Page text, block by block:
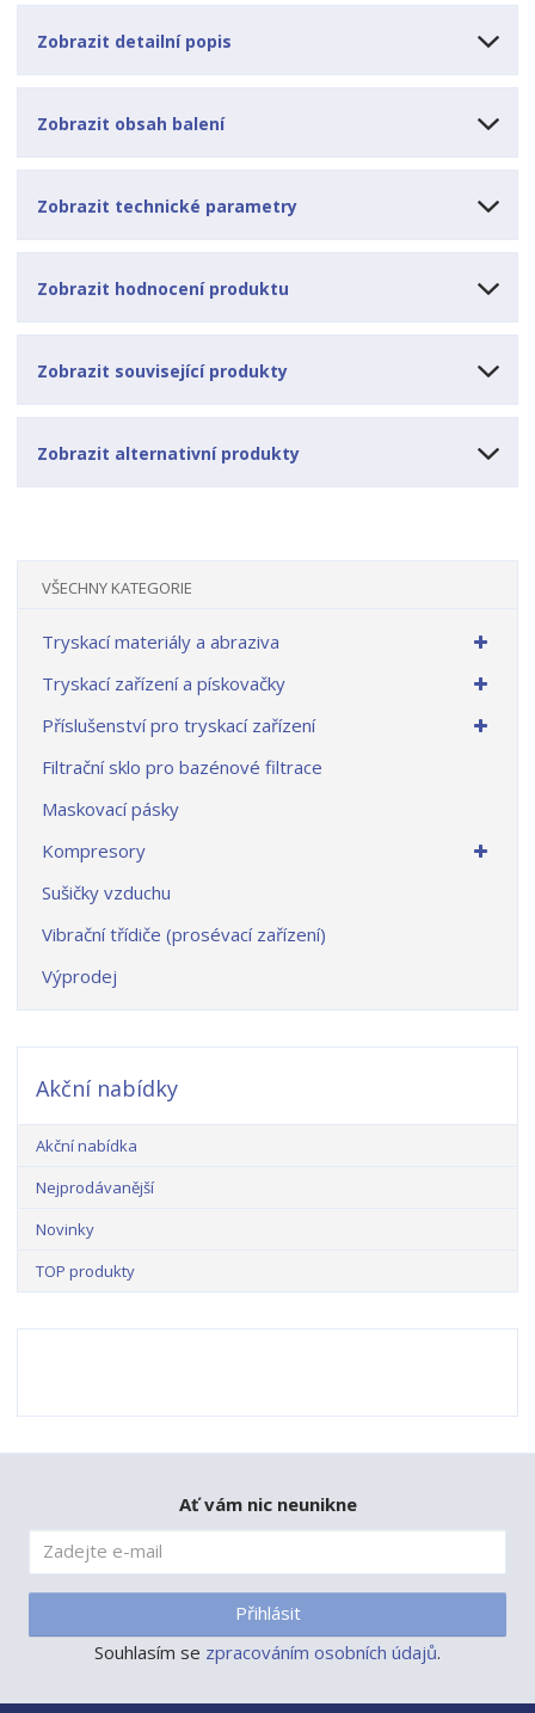
Zobrazit detailní popis
Zobrazit obsah balení
Zobrazit technické parametry
Zobrazit hodnocení produktu
Zobrazit související produkty
Zobrazit alternativní produkty
VŠECHNY KATEGORIE
Tryskací materiály a abraziva
Tryskací zařízení a pískovačky
Příslušenství pro tryskací zařízení
Filtrační sklo pro bazénové filtrace
Maskovací pásky
Kompresory
Sušičky vzduchu
Vibrační třídiče (prosévací zařízení)
Výprodej
Akční nabídky
Akční nabídka
Nejprodávanější
Novinky
TOP produkty
Ať vám nic neunikne
Přihlásit
Souhlasím se zpracováním osobních údajů.